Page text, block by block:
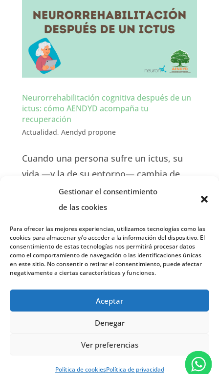
Gestionar el consentimiento
de las cookies
Para ofrecer las mejores experiencias, utilizamos tecnologías como las
cookies para almacenar y/o acceder a la información del dispositivo. El
consentimiento de estas tecnologías nos permitirá procesar datos
como el comportamiento de navegación o las identificaciones únicas
en este sitio. No consentir o retirar el consentimiento, puede afectar
negativamente a ciertas características y funciones.
Aceptar
Denegar
Ver preferencias
Política de cookiesPolítica de privacidad
Neurorrehabilitación cognitiva después de un
ictus: cómo AENDYD acompaña tu
recuperación
Actualidad, Aendyd propone
Cuando una persona sufre un ictus, su
vida —y la de su entorno— cambia de
golpe. El ictus es una de las principales
causas de discapacidad a nivel mundial, y
memoria, la atención, el lenguaje o las
emociones. Todo esto afecta...
« Entradas más antiguas
derechos reservados